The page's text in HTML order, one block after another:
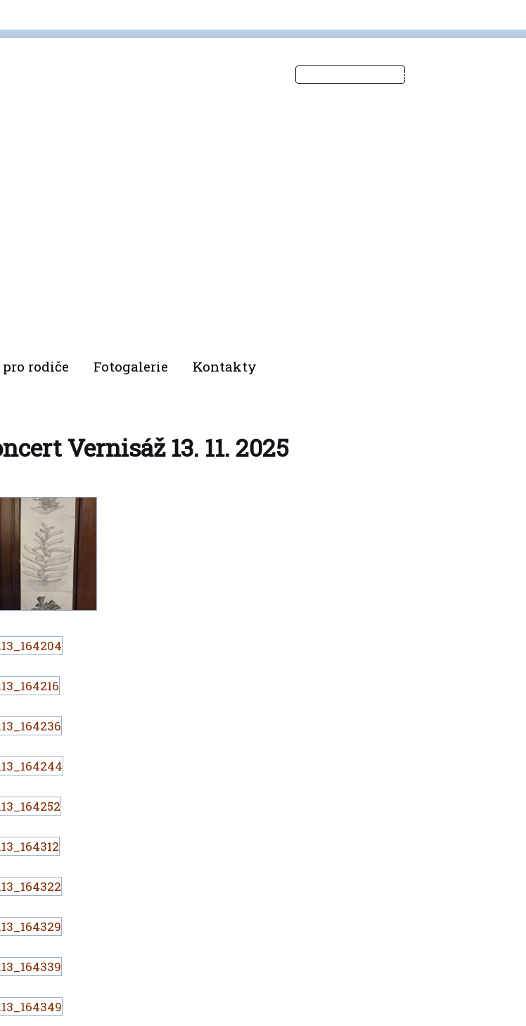
rodiče Fotogalerie
Kontakty
Vernisáž 13. 11. 2025